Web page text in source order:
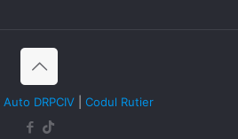
Auto DRPCIV| Codul Rutier